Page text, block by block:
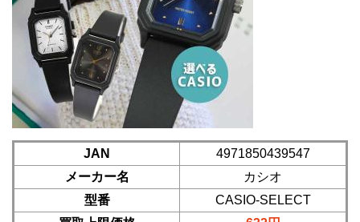
JAN
4971850439547
メーカー名
カシオ
型番
CASIO-SELECT